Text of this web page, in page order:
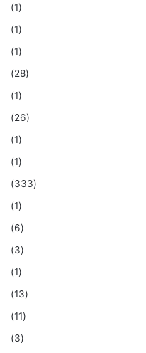
(1)
(1)
(1)
(28)
(1)
(26)
(1)
(1)
(333)
(1)
(6)
(3)
(1)
(13)
(11)
(3)